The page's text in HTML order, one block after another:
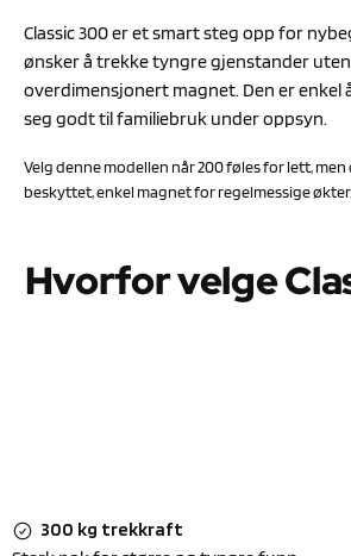
Classic 300 er et smart steg opp for
ønsker å trekke tyngre gjenstander
overdimensjonert magnet. Den er enkel
seg godt til familiebruk under oppsyn.
Velg denne modellen når 200 føles for lett, men
beskyttet, enkel magnet for regelmessige økter.
Hvorfor velge
300 kg trekkraft